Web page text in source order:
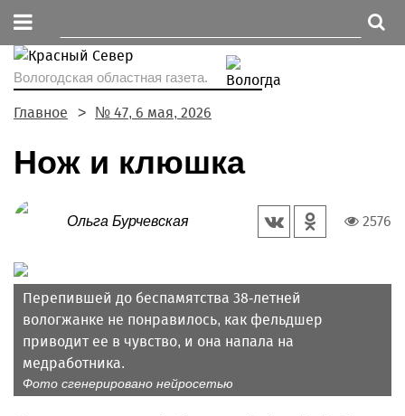
Вологодская областная газета.
Главное № 47, 6 мая, 2026
Нож и клюшка
Ольга Бурчевская 2576
Перепившей до беспамятства 38-летней
вологжанке не понравилось, как фельдшер
приводит ее в чувство, и она напала на
медработника.
Фото сгенерировано нейросетью